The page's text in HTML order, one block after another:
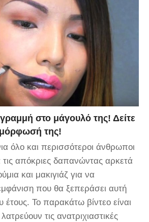
στο μάγουλό της! Δείτε
της!
όλο και περισσότεροι άνθρωποι
τις απόκριες δαπανώντας αρκετά
και μακιγιάζ για να
που θα ξεπεράσει αυτή
Το παρακάτω βίντεο είναι
τις ανατριχιαστικές